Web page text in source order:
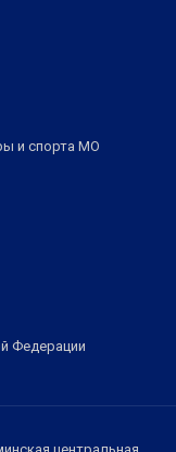
и спорта МО
Федерации